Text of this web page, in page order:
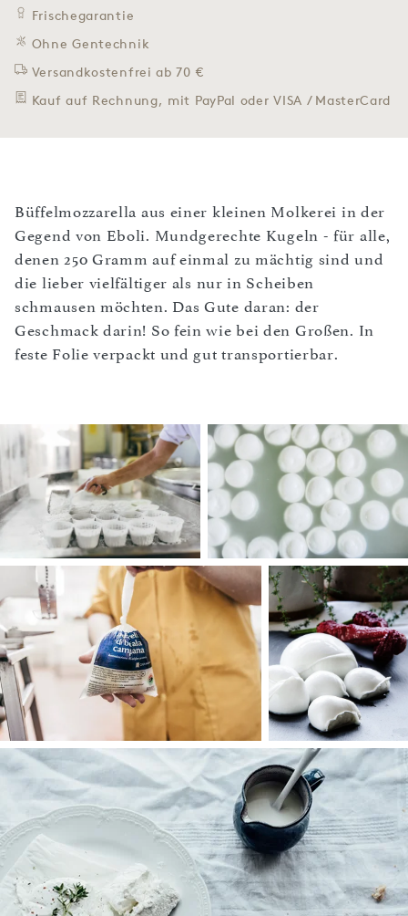
Frischegarantie
Ohne Gentechnik
Versandkostenfrei ab 70 €
Kauf auf Rechnung, mit PayPal oder VISA / MasterCard
Büffelmozzarella aus einer kleinen Molkerei in der
Gegend von Eboli. Mundgerechte Kugeln - für alle,
denen 250 Gramm auf einmal zu mächtig sind und
die lieber vielfältiger als nur in Scheiben
schmausen möchten. Das Gute daran: der
Geschmack darin! So fein wie bei den Großen. In
feste Folie verpackt und gut transportierbar.